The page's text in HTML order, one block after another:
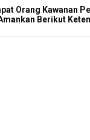
Orang Kawanan
Berikut